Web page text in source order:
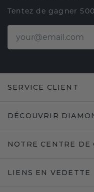
Tentez de gagner
SERVICE CLIENT
DÉCOUVRIR
NOTRE CENTRE DE
LIENS EN VEDETTE